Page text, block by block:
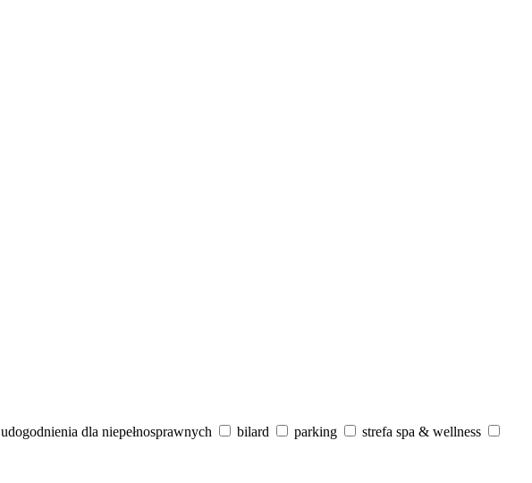
udogodnienia dla niepełnosprawnych bilard parking
strefa spa & wellness